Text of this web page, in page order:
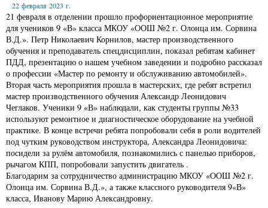
22 февраля 2023 г.
21 февраля в отделении прошло профориентационное мероприятие
для учеников 9 «В» класса МКОУ «ООШ №2 г. Олонца им. Сорвина
В.Д.». Петр Николаевич Корнилов, мастер производственного
обучения и преподаватель спецдисциплин, показал ребятам кабинет
ПДД, презентацию о нашем учебном заведении и подробно рассказал
о профессии «Мастер по ремонту и обслуживанию автомобилей».
Вторая часть мероприятия прошла в мастерских, где ребят встретил
мастер производственного обучения Александр Леонидович
Чеглаков. Ученики 9 «В» наблюдали, как студенты группы №33
используют ремонтное и диагностическое оборудование на учебной
практике. В конце встречи ребята попробовали себя в роли водителей
под чутким руководством инструктора, Александра Леонидовича:
посидели за рулём автомобиля, познакомились с панелью приборов,
рычагом КПП, попробовали запустить двигатель .
Благодарим за сотрудничество администрацию МКОУ «ООШ №2 г.
Олонца им. Сорвина В.Д.», а также классного руководителя 9«В»
класса, Иванову Марию Александровну.